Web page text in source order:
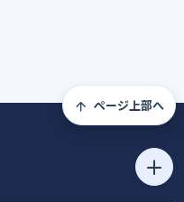
ページ上部へ